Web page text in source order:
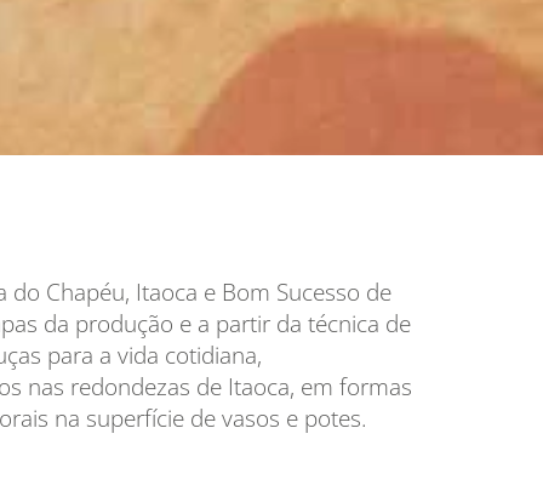
Chapéu, Itaoca e Bom Sucesso de
da produção e a partir da técnica de
para a vida cotidiana,
nas redondezas de Itaoca, em formas
na superfície de vasos e potes.